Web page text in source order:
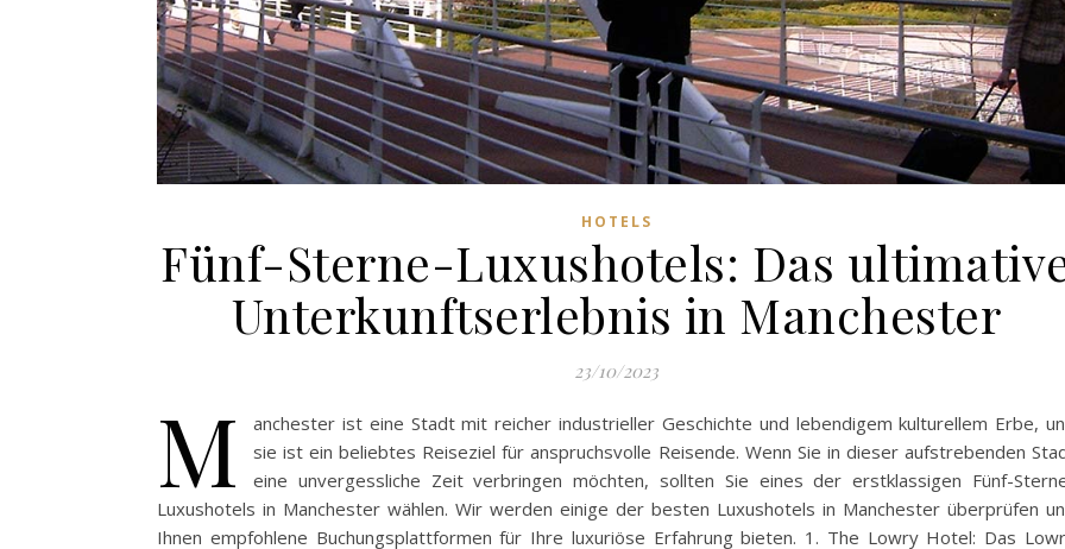
HOTELS
Fünf-Sterne-Luxushotels: Das
Unterkunftserlebnis in Manchester
23/10/2023
M
anchester ist eine Stadt mit reicher industrieller Geschichte und lebendigem kulturellem Erbe,
sie ist ein beliebtes Reiseziel für anspruchsvolle Reisende. Wenn Sie in dieser aufstrebenden
eine unvergessliche Zeit verbringen möchten, sollten Sie eines der erstklassigen Fünf-
Luxushotels in Manchester wählen. Wir werden einige der besten Luxushotels in Manchester überprüfen
Ihnen empfohlene Buchungsplattformen für Ihre luxuriöse Erfahrung bieten. 1. The Lowry Hotel: Das